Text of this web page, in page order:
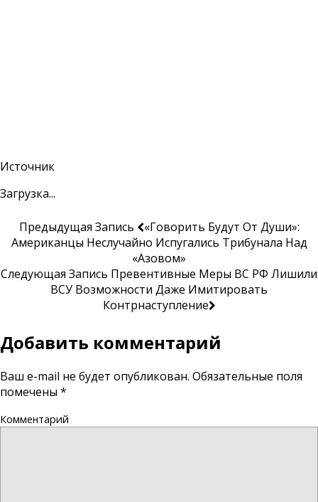
Источник
Загрузка...
Предыдущая Запись
«Говорить Будут От Души»:
Американцы Неслучайно Испугались Трибунала Над
«Азовом»
Следующая Запись Превентивные Меры ВС РФ Лишили
ВСУ Возможности Даже Имитировать
Контрнаступление
Добавить комментарий
Ваш e-mail не будет опубликован. Обязательные поля
помечены *
Комментарий